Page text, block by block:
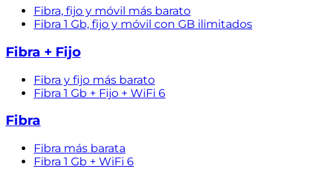
Fibra, fijo y móvil más barato
Fibra 1 Gb, fijo y móvil con GB ilimitados
Fibra + Fijo
Fibra y fijo más barato
Fibra 1 Gb + Fijo + WiFi 6
Fibra
Fibra más barata
Fibra 1 Gb + WiFi 6